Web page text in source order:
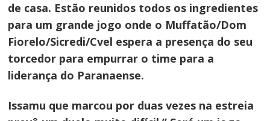
de casa. Estão reunidos todos os ingredientes
para um grande jogo onde o Muffatão/Dom
Fiorelo/Sicredi/Cvel espera a presença do seu
torcedor para empurrar o time para a
liderança do Paranaense.
Issamu que marcou por duas vezes na estreia